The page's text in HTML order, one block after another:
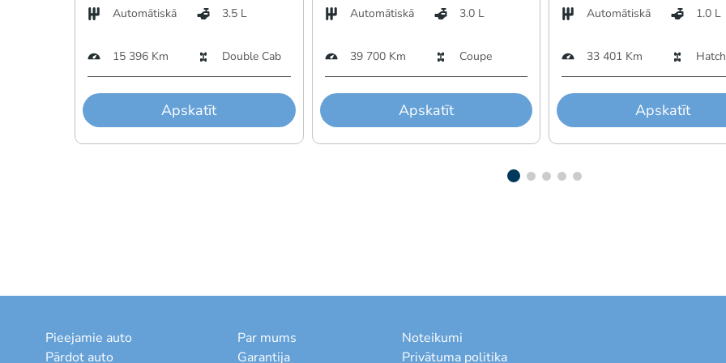
Automātiskā 3.5 L
15 396 Km Double Cab
Apskatīt
Automātiskā 3.0 L
39 700 Km Coupe
Apskatīt
Automātiskā 1.0 L
33 401 Km
Apskatīt
Pieejamie auto
Pārdot auto
Par mums
Garantija
Noteikumi
Privātuma politika